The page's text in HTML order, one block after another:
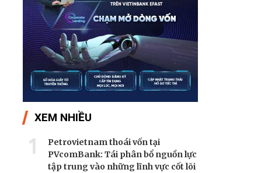
XEM NHIỀU
1
Petrovietnam thoái vốn tại
PVcomBank: Tái phân bổ nguồn lực
tập trung vào những lĩnh vực cốt lõi